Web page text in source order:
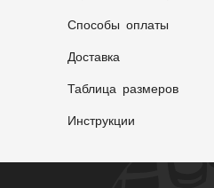
Способы оплаты
Доставка
Таблица размеров
Инструкции